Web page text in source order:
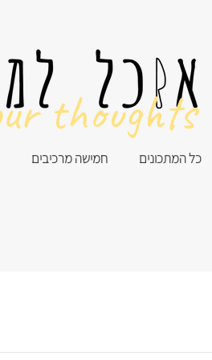
חמישה מרכיבים כל המתכונים
thoughts